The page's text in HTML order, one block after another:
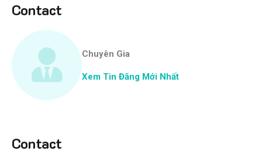
Contact
Chuyên Gia
Xem Tin Đăng Mới Nhất
Contact